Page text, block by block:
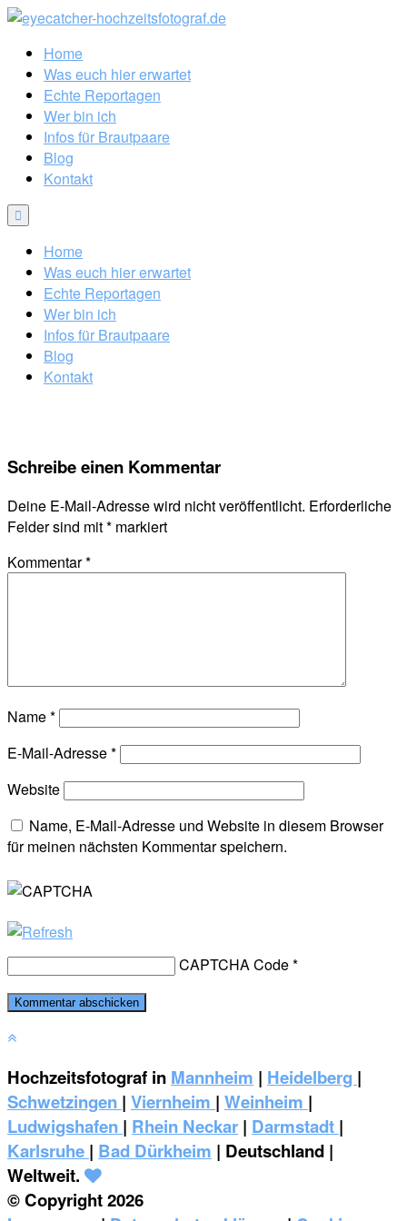
Home
Was euch hier erwartet
Echte Reportagen
Wer bin ich
Infos für Brautpaare
Blog
Kontakt
Home
Was euch hier erwartet
Echte Reportagen
Wer bin ich
Infos für Brautpaare
Blog
Kontakt
Schreibe einen Kommentar
Deine E-Mail-Adresse wird nicht veröffentlicht. Erforderliche
Felder sind mit* markiert
Kommentar*
Name*
E-Mail-Adresse*
Website
Name, E-Mail-Adresse und Website in diesem Browser
für meinen nächsten Kommentar speichern.
CAPTCHA Code*
Hochzeitsfotograf in Mannheim | Heidelberg |
Schwetzingen | Viernheim | Weinheim |
‎Ludwigshafen | Rhein Neckar | Darmstadt |
Karlsruhe | Bad Dürkheim | Deutschland |
Weltweit.
© Copyright 2026